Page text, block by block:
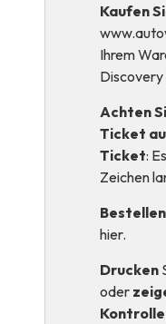
Kaufen
Ihrem
Achten
Ticket
Ticket:
Zeichen
hier.
Drucken
oder
Kontrolle